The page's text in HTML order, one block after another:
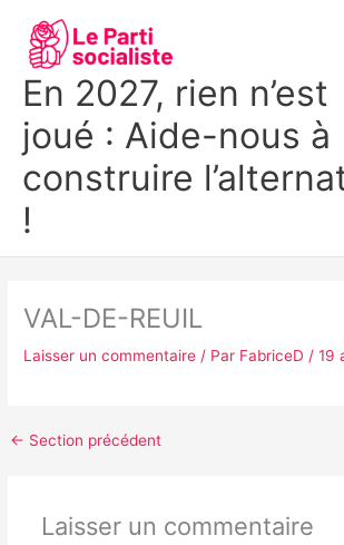
contenu
En 2027, rien n’est
joué : Aide-nous à
construire
!
VAL-DE-REUIL
Laisser un commentaire / Par FabriceD/19
← Section précédent
Laisser un commentaire